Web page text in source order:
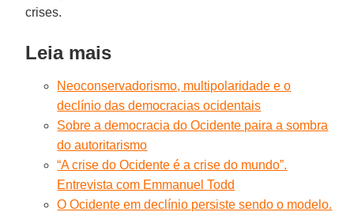
crises.
Leia mais
Neoconservadorismo, multipolaridade e o
declínio das democracias ocidentais
Sobre a democracia do Ocidente paira a sombra
do autoritarismo
“A crise do Ocidente é a crise do mundo”.
Entrevista com Emmanuel Todd
O Ocidente em declínio persiste sendo o modelo.